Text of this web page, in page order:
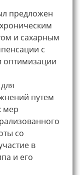
предложен
и сахарным
с
оптимизации
путем
мер
со
в
и его